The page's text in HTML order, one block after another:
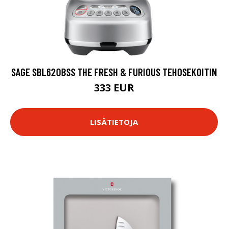
SAGE SBL620BSS THE FRESH & FURIOUS TEHOSEKOITIN
333 EUR
LISÄTIETOJA